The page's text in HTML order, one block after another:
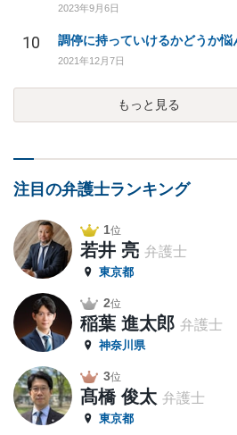
2023年9月6日
10
2021年12月7日
もっと見る
注目の弁護士ランキング
1位
若井 亮 弁護士
東京都
2位
稲葉 進太郎 弁護士
神奈川県
3位
髙橋 俊太 弁護士
東京都